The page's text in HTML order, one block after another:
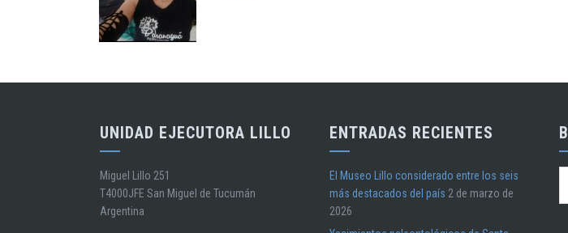
UNIDAD EJECUTORA LILLO
Miguel Lillo 251
T4000JFE San Miguel de Tucumán
Argentina
ENTRADAS RECIENTES
El Museo Lillo considerado entre los seis
más destacados del país 2 de marzo de
2026